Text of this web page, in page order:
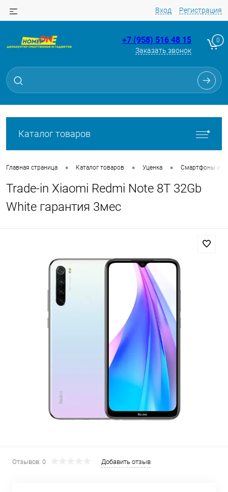
Вход Регистрация
+7 (958) 516 48 15
Заказать звонок
0
Каталог товаров
Главная страница • Каталог товаров • Уценка • Смартфоны из
Trade-in Xiaomi Redmi Note 8T 32Gb
White гарантия 3мес
Отзывов: 0 Добавить отзыв
Для клиентов всех банков
Разбейте
без переплат
Сегодня
в корзину
Оплачивайте сегодня только
% картой любого банка
выбранный способом
% будут
списываться
с вашей карты
% каждые 2 недели
об оплате Плайтом